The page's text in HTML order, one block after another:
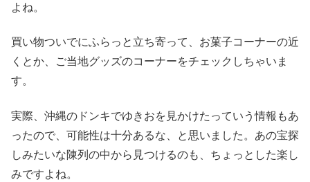
よね。
買い物ついでにふらっと立ち寄って、お菓子コーナーの近
くとか、ご当地グッズのコーナーをチェックしちゃいま
す。
実際、沖縄のドンキでゆきおを見かけたっていう情報もあ
ったので、可能性は十分あるな、と思いました。あの宝探
しみたいな陳列の中から見つけるのも、ちょっとした楽し
みですよね。